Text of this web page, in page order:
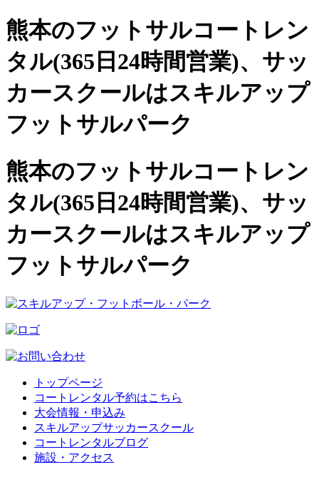
熊本のフットサルコートレン
タル(365日24時間営業)、 サッ
カースクールはスキルアップ
フットサルパーク
熊本のフットサルコートレン
タル(365日24時間営業)、サッ
カースクールはスキルアップ
フットサルパーク
トップページ
コートレンタル予約はこちら
大会情報・申込み
スキルアップサッカースクール
コートレンタルブログ
施設・アクセス